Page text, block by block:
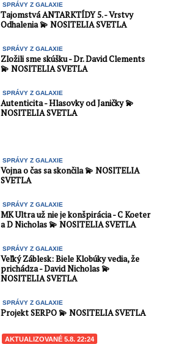
SPRÁVY Z GALAXIE
Tajomstvá ANTARKTÍDY 5. - Vrstvy
Odhalenia 💫 NOSITELIA SVETLA
SPRÁVY Z GALAXIE
Zložili sme skúšku - Dr. David Clements
💫 NOSITELIA SVETLA
SPRÁVY Z GALAXIE
Autenticita - Hlasovky od Janičky 💫
NOSITELIA SVETLA
SPRÁVY Z GALAXIE
Vojna o čas sa skončila 💫 NOSITELIA
SVETLA
SPRÁVY Z GALAXIE
MK Ultra už nie je konšpirácia - C Koeter
a D Nicholas 💫 NOSITELIA SVETLA
SPRÁVY Z GALAXIE
Veľký Záblesk: Biele Klobúky vedia, že
prichádza - David Nicholas 💫
NOSITELIA SVETLA
SPRÁVY Z GALAXIE
Projekt SERPO 💫 NOSITELIA SVETLA
AKTUALIZOVANÉ 5.8. 22:24